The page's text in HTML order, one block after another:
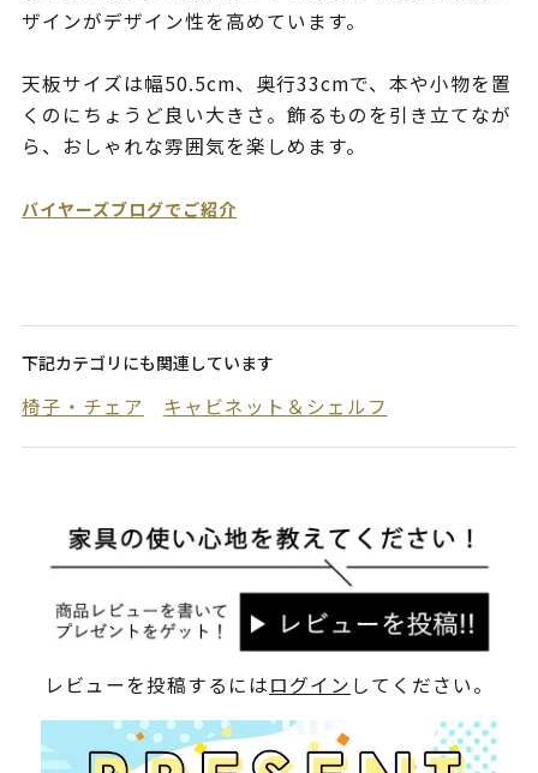
ザインがデザイン性を高めています。
天板サイズは幅50.5cm、奥行33cmで、本や小物を置
くのにちょうど良い大きさ。飾るものを引き立てなが
ら、おしゃれな雰囲気を楽しめます。
バイヤーズブログでご紹介
下記カテゴリにも関連しています
椅子・チェア キャビネット＆シェルフ
レビューを投稿するにはログイン してください。